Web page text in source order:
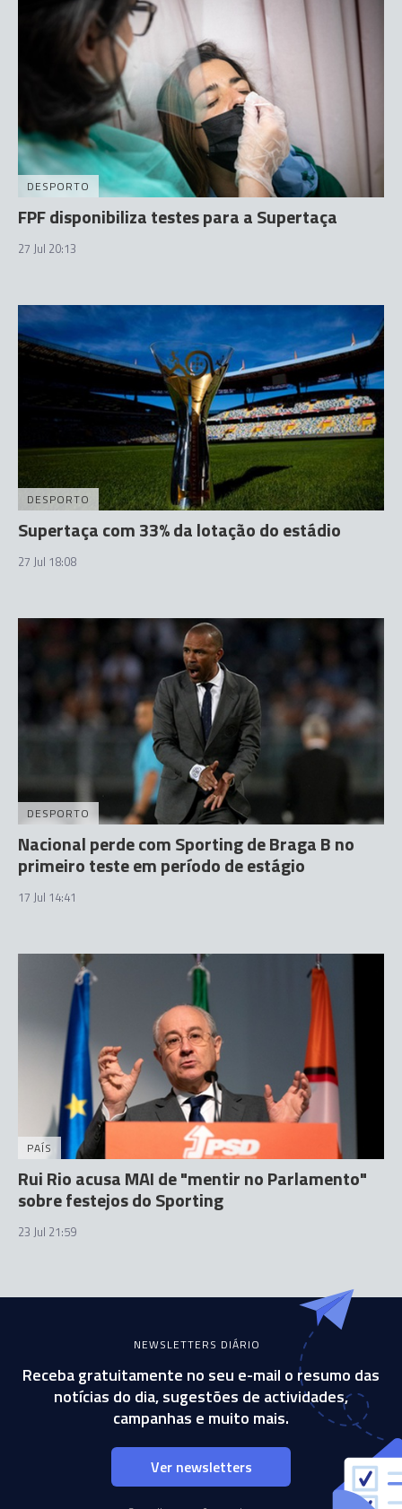
DESPORTO
FPF disponibiliza testes para a Supertaça
27 Jul 20:13
DESPORTO
Supertaça com 33% da lotação do estádio
27 Jul 18:08
DESPORTO
Nacional perde com Sporting de Braga B no
primeiro teste em período de estágio
17 Jul 14:41
PAÍS
Rui Rio acusa MAI de "mentir no Parlamento"
sobre festejos do Sporting
23 Jul 21:59
NEWSLETTERS DIÁRIO
Receba gratuitamente no seu e-mail o resumo das
notícias do dia, sugestões de actividades,
campanhas e muito mais.
Ver newsletters